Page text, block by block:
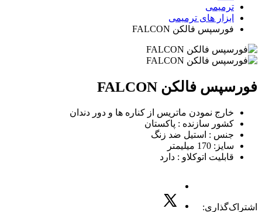
ترمیمی
ابزار های ترمیمی
فورسپس فالکن FALCON
فورسپس فالکن FALCON
خارج نمودن ماتریس از کناره ها و دور دندان
کشور سازنده : پاکستان
جنس : استیل ضد زنگ
سایز: 170 میلیمتر
قابلیت اتوکلاو : دارد
اشتراک‌گذاری: